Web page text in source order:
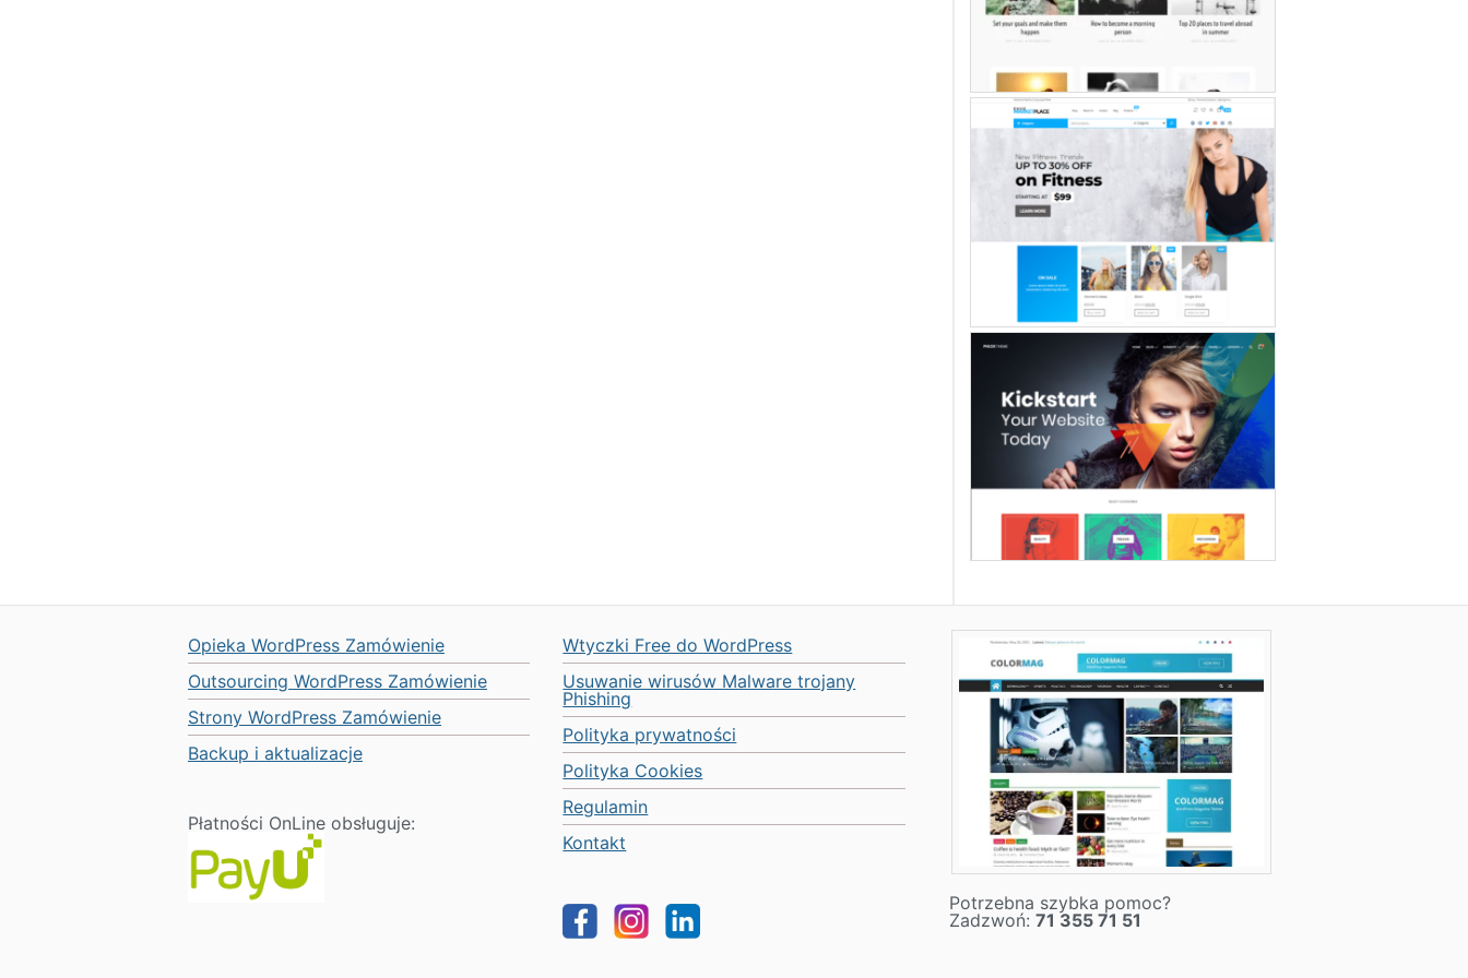
Opieka WordPress Zamówienie
Outsourcing WordPress Zamówienie
Strony WordPress Zamówienie
Backup i aktualizacje
Płatności OnLine obsługuje:
Wtyczki Free do WordPress
Usuwanie wirusów Malware trojany
Phishing
Polityka prywatności
Polityka Cookies
Regulamin
Kontakt
Potrzebna szybka pomoc?
Zadzwoń: 71 355 71 51